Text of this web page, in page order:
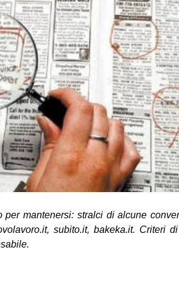
mantenersi: stralci di alcune
subito.it, bakeka.it. Criteri